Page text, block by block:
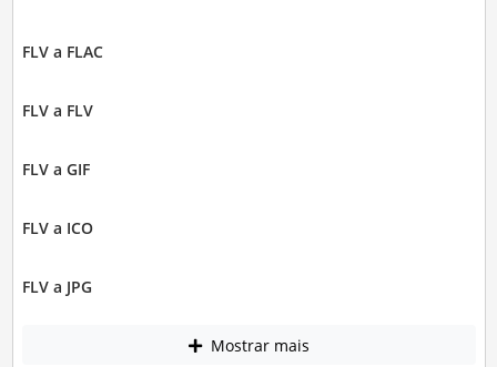
FLV a FLAC
FLV a FLV
FLV a GIF
FLV a ICO
FLV a JPG
Mostrar mais